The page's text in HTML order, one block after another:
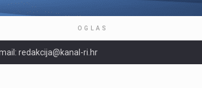
OGLAS
redakcija@kanal-ri.hr